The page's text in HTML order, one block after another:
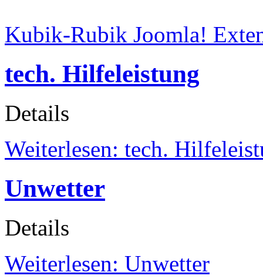
Kubik-Rubik Joomla!
tech. Hilfeleistung
Details
Weiterlesen: tech.
Unwetter
Details
Weiterlesen: Unwetter